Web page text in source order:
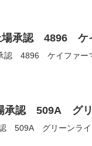
場承認 4896 ケ
認 4896 ケイファー
承認 509A グリ
509A グリーンライ